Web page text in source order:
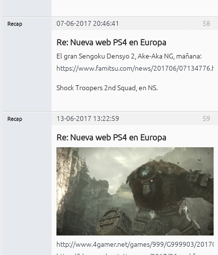
58
Recap 07-06-2017 20:46:41
Re: Nueva web PS4 en Europa
El gran Sengoku Densyo 2, Ake-Aka NG, mañana:
https://www.famitsu.com/news/201706/
Shock Troopers 2nd Squad, en NS.
59
Recap 13-06-2017 13:22:59
Re: Nueva web PS4 en Europa
http://www.4gamer.net/games/999/G999903/